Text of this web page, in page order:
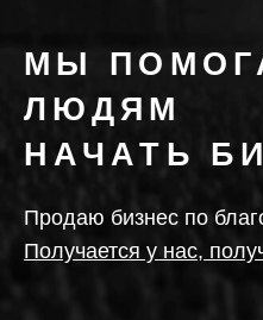
МЫ
ЛЮДЯМ
НАЧАТЬ
Продаю бизнес по
Получается у нас,